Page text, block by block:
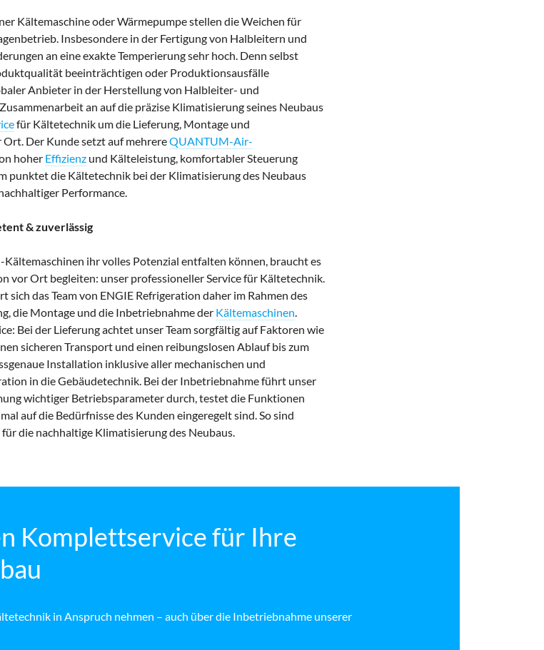
Kältemaschine oder Wärmepumpe stellen die Weichen für
Insbesondere in der Fertigung von Halbleitern und
an eine exakte Temperierung sehr hoch. Denn selbst
beeinträchtigen oder Produktionsausfälle
Anbieter in der Herstellung von Halbleiter- und
an auf die präzise Klimatisierung seines Neubaus
für Kältetechnik um die Lieferung, Montage und
Der Kunde setzt auf mehrereQUANTUM-Air-
hoher Effizienz und Kälteleistung, komfortabler Steuerung
punktet die Kältetechnik bei der Klimatisierung des Neubaus
Performance.
& zuverlässig
ihr volles Potenzial entfalten können, braucht es
vor Ort begleiten: unser professioneller Service für Kältetechnik.
das Team von ENGIE Refrigeration daher im Rahmen des
die Montage und die Inbetriebnahme der Kältemaschinen.
Bei der Lieferung achtet unser Team sorgfältig auf Faktoren wie
sicheren Transport und einen reibungslosen Ablauf bis zum
Installation inklusive aller mechanischen und
in die Gebäudetechnik. Bei der Inbetriebnahme führt unser
wichtiger Betriebsparameter durch, testet die Funktionen
auf die Bedürfnisse des Kunden eingeregelt sind. So sind
die nachhaltige Klimatisierung des Neubaus.
Komplettservice für Ihre
in Anspruch nehmen – auch über die Inbetriebnahme unserer